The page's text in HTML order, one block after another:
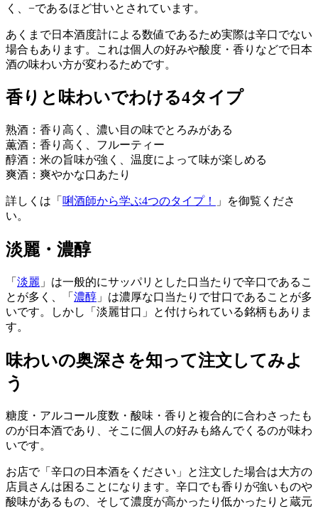
く、−であるほど甘いとされています。
あくまで日本酒度計による数値であるため実際は辛口でない
場合もあります。これは個人の好みや酸度・香りなどで日本
酒の味わい方が変わるためです。
香りと味わいでわける4タイプ
熟酒：香り高く、濃い目の味でとろみがある
薫酒：香り高く、フルーティー
醇酒：米の旨味が強く、温度によって味が楽しめる
爽酒：爽やかな口あたり
詳しくは「 唎酒師から学ぶ4つのタイプ！
」を御覧くださ
い。
淡麗・濃醇
「 淡麗 」は一般的にサッパリとした口当たりで辛口であるこ
とが多く、「 濃醇 」は濃厚な口当たりで甘口であることが多
いです。しかし「淡麗甘口」と付けられている銘柄もありま
す。
味わいの奥深さを知って注文してみよ
う
糖度・アルコール度数・酸味・香りと複合的に合わさったも
のが日本酒であり、そこに個人の好みも絡んでくるのが味わ
いです。
お店で「辛口の日本酒をください」と注文した場合は大方の
店員さんは困ることになります。辛口でも香りが強いものや
酸味があるもの、そして濃度が高かったり低かったりと蔵元